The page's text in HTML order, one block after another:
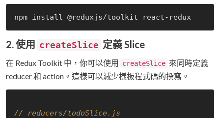
npm install @reduxjs/toolkit react-redux
2. 使用 createSlice 定義 Slice
在 Redux Toolkit 中，你可以使用 createSlice 來同時定義
reducer 和 action。這樣可以減少樣板程式碼的撰寫。
// reducers/todoSlice.js